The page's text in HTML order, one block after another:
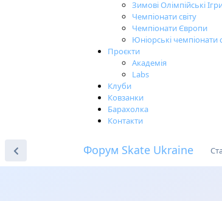
Зимові Олімпійські
Чемпіонати світу
Чемпіонати Європи
Юніорські чемпіонати
Проєкти
Академія
Labs
Клуби
Ковзанки
Барахолка
Контакти
Форум Skate Ukraine